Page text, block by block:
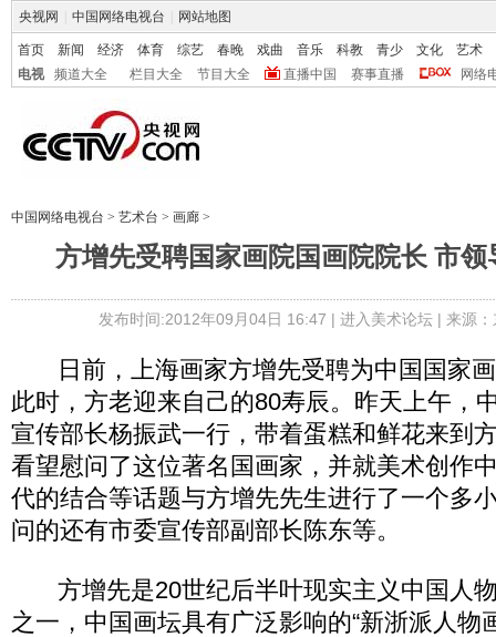
央视网 中国网络电视台 网站地图
首页 新闻 经济 体育 综艺 春晚 戏曲 音乐 科教 青少 文化
艺术
电视
频道大全 栏目大全 节目大全 直播中国 赛事直播 网络
中国网络电视台 > 艺术台 > 画廊 >
方增先受聘国家画院国画院院长 市
发布时间:2012年09月04日 16:47 | 进入美术论坛| 来源
日前，上海画家方增先受聘为中国国家画
此时，方老迎来自己的80寿辰。昨天上午，
宣传部长杨振武一行，带着蛋糕和鲜花来到
看望慰问了这位著名国画家，并就美术创作
代的结合等话题与方增先先生进行了一个多
问的还有市委宣传部副部长陈东等。
方增先是20世纪后半叶现实主义中国人
之一，中国画坛具有广泛影响的“新浙派人物